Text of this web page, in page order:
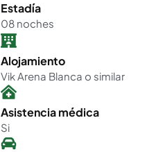
Estadía
08 noches
Alojamiento
Vik Arena Blanca o similar
Asistencia médica
Si